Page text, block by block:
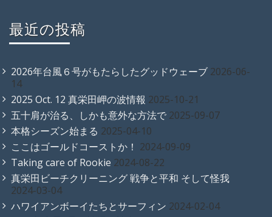
最近の投稿
2026年台風６号がもたらしたグッドウェーブ 2026-06-
14
2025 Oct. 12 真栄田岬の波情報 2025-10-21
五十肩が治る、しかも意外な方法で 2025-09-07
本格シーズン始まる 2025-04-10
ここはゴールドコーストか！ 2024-09-09
Taking care of Rookie 2024-08-22
真栄田ビーチクリーニング 戦争と平和 そして怪我
2024-03-04
ハワイアンボーイたちとサーフィン 2024-02-04